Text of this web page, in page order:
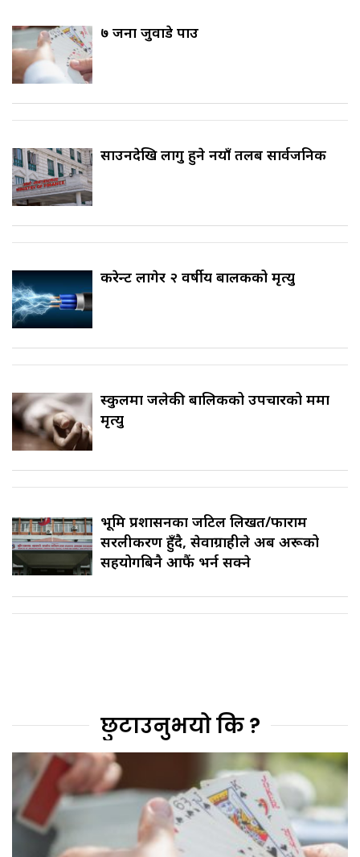
७ जना जुवाडे पक्राउ
साउनदेखि लागु हुने नयाँ तलब सार्वजनिक
करेन्ट लागेर २ वर्षीय बालकको मृत्यु
स्कुलमा जलेकी बालिकको उपचारको क्रममा
मृत्यु
भूमि प्रशासनका जटिल लिखत/फाराम
सरलीकरण हुँदै, सेवाग्राहीले अब अरूको
सहयोगबिनै आफैं भर्न सक्ने
छुटाउनुभयो कि ?